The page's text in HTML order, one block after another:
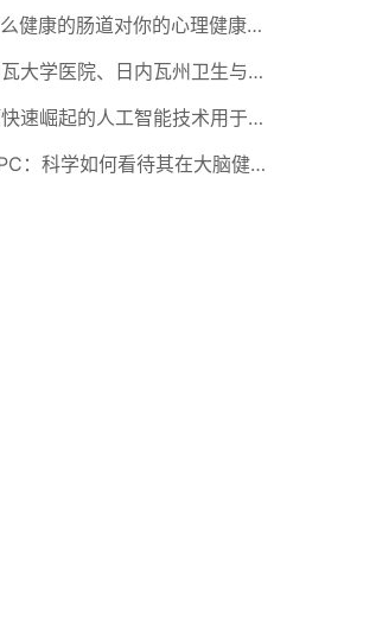
为什么健康的肠道对你的心理健康至关重要
日内瓦大学医院、日内瓦州卫生与流动部及怀斯生物与神经工程中心签署三方协议，创建医疗和神经调节人工智能枢纽
五项快速崛起的人工智能技术用于心理健康诊断
α-GPC：科学如何看待其在大脑健康中的作用